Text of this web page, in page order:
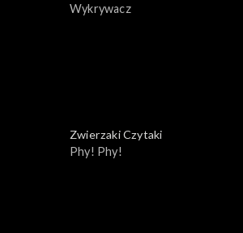
Wykrywacz
Zwierzaki Czytaki
Phy! Phy!